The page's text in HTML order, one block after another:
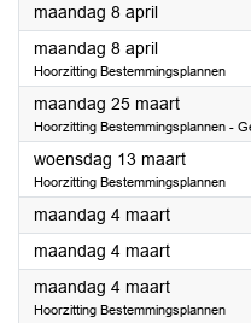
maandag 8 april2024
maandag 8 april2024
Hoorzitting Bestemmingsplannen
maandag 25 maart2024
Hoorzitting Bestemmingsplannen -
woensdag 13 maart2024
Hoorzitting Bestemmingsplannen
maandag 4 maart2024
maandag 4 maart2024
maandag 4 maart2024
Hoorzitting Bestemmingsplannen